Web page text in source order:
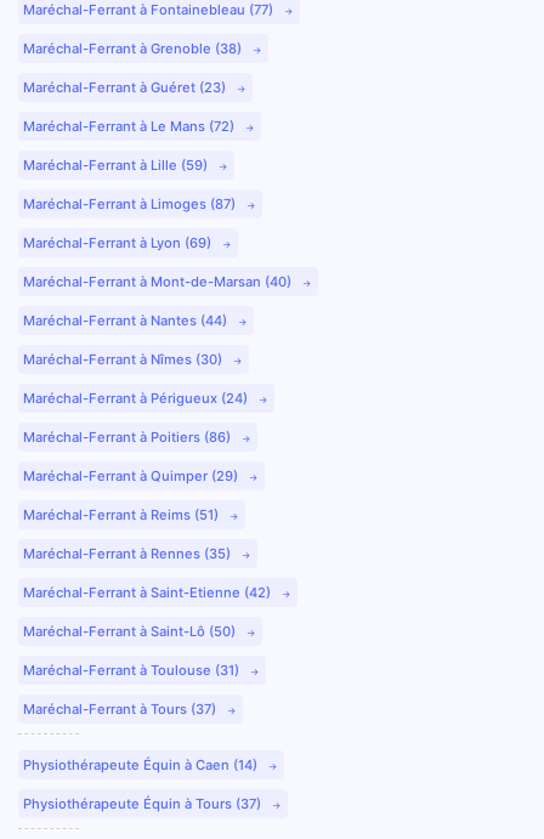
Maréchal-Ferrant à Fontainebleau (77)
Maréchal-Ferrant à Grenoble (38)
Maréchal-Ferrant à Guéret (23)
Maréchal-Ferrant à Le Mans (72)
Maréchal-Ferrant à Lille (59)
Maréchal-Ferrant à Limoges (87)
Maréchal-Ferrant à Lyon (69)
Maréchal-Ferrant à Mont-de-Marsan (40)
Maréchal-Ferrant à Nantes (44)
Maréchal-Ferrant à Nîmes (30)
Maréchal-Ferrant à Périgueux (24)
Maréchal-Ferrant à Poitiers (86)
Maréchal-Ferrant à Quimper (29)
Maréchal-Ferrant à Reims (51)
Maréchal-Ferrant à Rennes (35)
Maréchal-Ferrant à Saint-Etienne (42)
Maréchal-Ferrant à Saint-Lô (50)
Maréchal-Ferrant à Toulouse (31)
Maréchal-Ferrant à Tours (37)
Physiothérapeute Équin à Caen (14)
Physiothérapeute Équin à Tours (37)